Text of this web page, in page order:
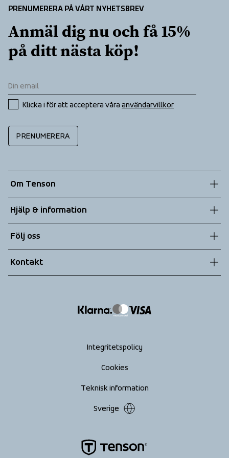
PRENUMERERA PÅ VÅRT NYHETSBREV
Anmäl dig nu och få 15%
på ditt nästa köp!
Klicka i för att acceptera våra användarvillkor
PRENUMERERA
Om Tenson
Hållbarhet
Teknologier
Hjälp & information
Allmänna villkor
Returer
Följ oss
Kontakt
Integritetspolicy
Cookies
Teknisk information
Sverige